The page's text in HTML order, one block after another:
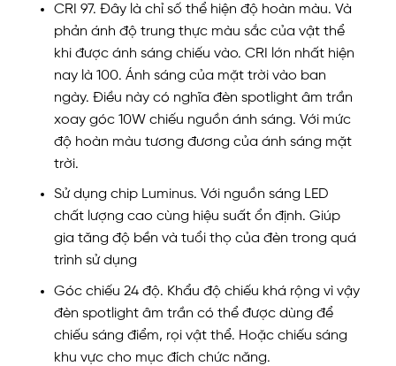
CRI 97. Đây là chỉ số thể hiện độ hoàn màu. Và
phản ánh độ trung thực màu sắc của vật thể
khi được ánh sáng chiếu vào. CRI lớn nhất hiện
nay là 100. Ánh sáng của mặt trời vào ban
ngày. Điều này có nghĩa đèn spotlight âm trần
xoay góc 10W chiếu nguồn ánh sáng. Với mức
độ hoàn màu tương đương của ánh sáng mặt
trời.
Sử dụng chip Luminus. Với nguồn sáng LED
chất lượng cao cùng hiệu suất ổn định. Giúp
gia tăng độ bền và tuổi thọ của đèn trong quá
trình sử dụng
Góc chiếu 24 độ. Khẩu độ chiếu khá rộng vì vậy
đèn spotlight âm trần có thể được dùng để
chiếu sáng điểm, rọi vật thể. Hoặc chiếu sáng
khu vực cho mục đích chức năng.